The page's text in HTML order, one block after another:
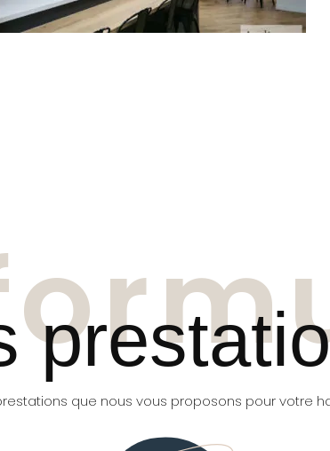
que nous vous proposons pour votre